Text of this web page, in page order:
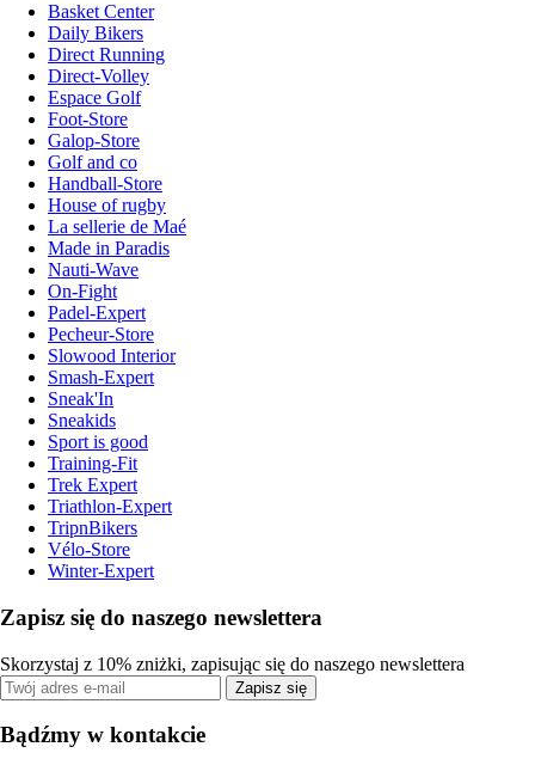
Basket Center
Daily Bikers
Direct Running
Direct-Volley
Espace Golf
Foot-Store
Galop-Store
Golf and co
Handball-Store
House of rugby
La sellerie de Maé
Made in Paradis
Nauti-Wave
On-Fight
Padel-Expert
Pecheur-Store
Slowood Interior
Smash-Expert
Sneak'In
Sneakids
Sport is good
Training-Fit
Trek Expert
Triathlon-Expert
TripnBikers
Vélo-Store
Winter-Expert
Zapisz się do naszego newslettera
Skorzystaj z 10% zniżki, zapisując się do naszego newslettera
Zapisz się
Bądźmy w kontakcie